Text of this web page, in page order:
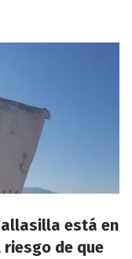
está en
de que